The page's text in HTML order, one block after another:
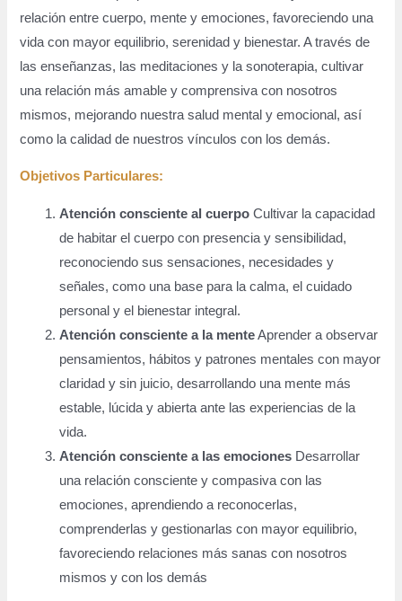
relación entre cuerpo, mente y emociones, favoreciendo una
vida con mayor equilibrio, serenidad y bienestar. A través de
las enseñanzas, las meditaciones y la sonoterapia, cultivar
una relación más amable y comprensiva con nosotros
mismos, mejorando nuestra salud mental y emocional, así
como la calidad de nuestros vínculos con los demás.
Objetivos Particulares:
Atención consciente al cuerpo Cultivar la capacidad
de habitar el cuerpo con presencia y sensibilidad,
reconociendo sus sensaciones, necesidades y
señales, como una base para la calma, el cuidado
personal y el bienestar integral.
Atención consciente a la menteAprender a observar
pensamientos, hábitos y patrones mentales con mayor
claridad y sin juicio, desarrollando una mente más
estable, lúcida y abierta ante las experiencias de la
vida.
Atención consciente a las emociones Desarrollar
una relación consciente y compasiva con las
emociones, aprendiendo a reconocerlas,
comprenderlas y gestionarlas con mayor equilibrio,
favoreciendo relaciones más sanas con nosotros
mismos y con los demás